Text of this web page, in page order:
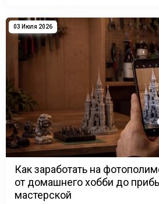
ради помощи другим.…
03 Июля 2026
Как заработать на
от домашнего хобби до
мастерской